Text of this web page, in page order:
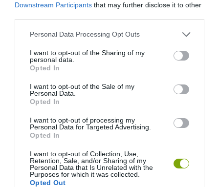
Downstream Participants that may further disclose it to other
Please note that this website/app uses one or more Google
not limited to your visit or usage behaviour. You may click to
grant or deny consent to Google and its third-party tags to
use your data for below specified purposes in below Google
consent section.
Personal Data Processing Opt Outs
I want to opt-out of the Sharing of my
personal data.
Opted In
I want to opt-out of the Sale of my
Personal Data.
Opted In
I want to opt-out of processing my
Personal Data for Targeted Advertising.
Opted In
I want to opt-out of Collection, Use,
Retention, Sale, and/or Sharing of my
Personal Data that Is Unrelated with the
Purposes for which it was collected.
Opted Out
A JELENTUDATOS EVÉS GYAKORLATÁNAK ELŐNYEI
HASONLÓ ÉRDEKESSÉGEK